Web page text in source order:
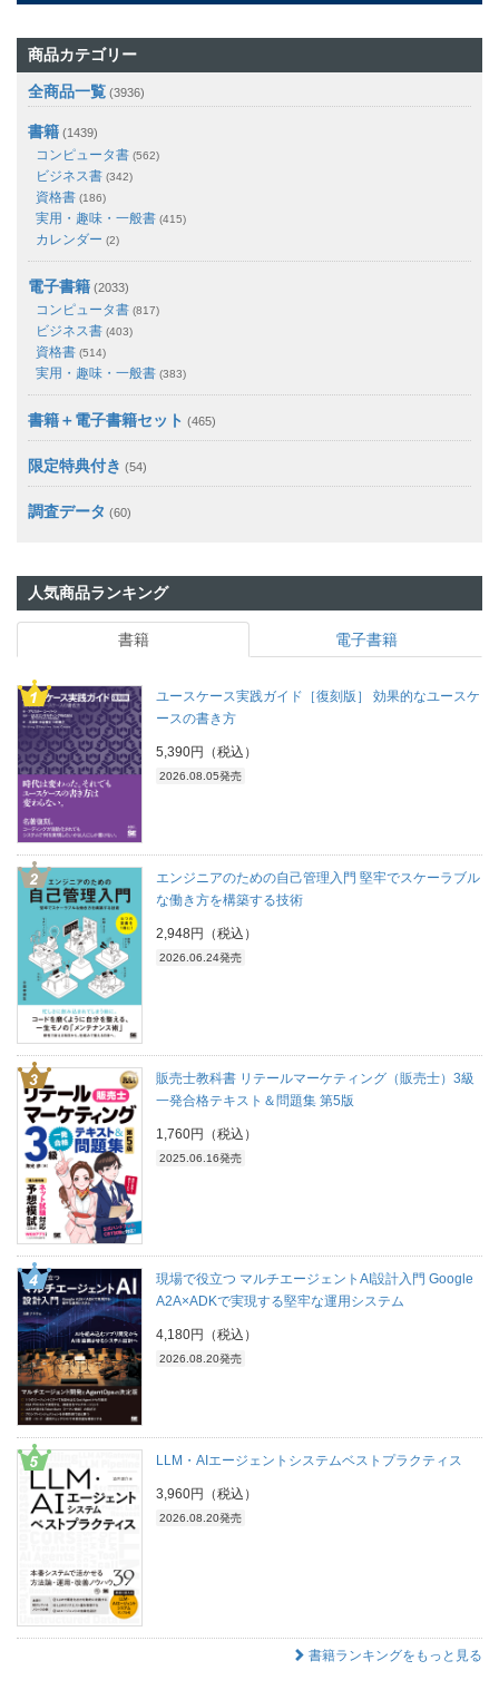
商品カテゴリー
全商品一覧 (3936)
書籍 (1439)
コンピュータ書 (562)
ビジネス書 (342)
資格書 (186)
実用・趣味・一般書 (415)
カレンダー (2)
電子書籍 (2033)
コンピュータ書 (817)
ビジネス書 (403)
資格書 (514)
実用・趣味・一般書 (383)
書籍＋電子書籍セット (465)
限定特典付き (54)
調査データ (60)
人気商品ランキング
書籍 電子書籍
ユースケース実践ガイド［復刻版］ 効果的なユースケ
ースの書き方
5,390円（税込）
2026.08.05発売
エンジニアのための自己管理入門 堅牢でスケーラブル
な働き方を構築する技術
2,948円（税込）
2026.06.24発売
販売士教科書 リテールマーケティング（販売士）3級
一発合格テキスト＆問題集 第5版
1,760円（税込）
2025.06.16発売
現場で役立つ マルチエージェントAI設計入門 Google
A2A×ADKで実現する堅牢な運用システム
4,180円（税込）
2026.08.20発売
LLM・AIエージェントシステムベストプラクティス
3,960円（税込）
2026.08.20発売
書籍ランキングをもっと見る